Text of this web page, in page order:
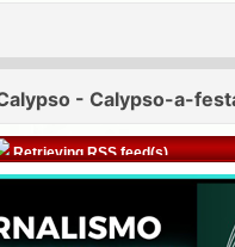
Retrieving RSS feed(s)